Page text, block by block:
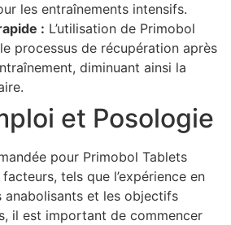
les entraînements intensifs.
: L’utilisation de Primobol
processus de récupération après
diminuant ainsi la
et Posologie
pour Primobol Tablets
tels que l’expérience en
anabolisants et les objectifs
il est important de commencer